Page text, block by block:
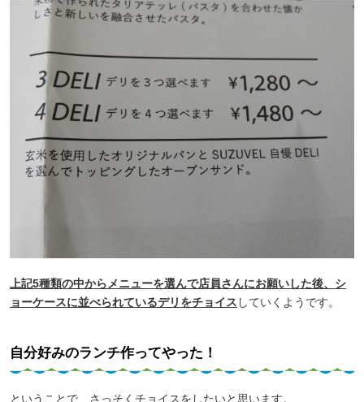
上記5種類の中からメニューを選んで店員さんにお願いした後、シ
ョーケースに並べられているデリをチョイス していくようです。
自分好みのランチ作ってやった！
ということで、さっそくチョイスをしたいと思います。